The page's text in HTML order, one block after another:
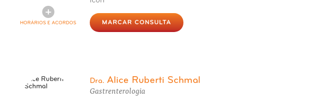
HORÁRIOS E ACORDOS MARCAR CONSULTA
Dra. Alice Ruberti Schmal
Gastrenterologia